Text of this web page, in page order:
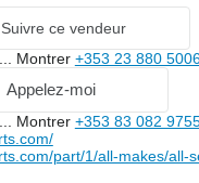
Suivre ce vendeur
Montrer +353 23 880
Appelez-moi
Montrer +353 83 082
part/1/all-makes/all-